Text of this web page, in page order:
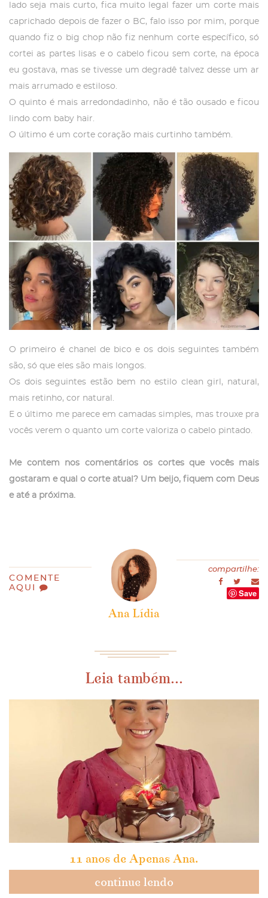
lado seja mais curto, fica muito legal fazer um corte mais
caprichado depois de fazer o BC, falo isso por mim, porque
quando fiz o big chop não fiz nenhum corte específico, só
cortei as partes lisas e o cabelo ficou sem corte, na época
eu gostava, mas se tivesse um degradê talvez desse um ar
mais arrumado e estiloso.
O quinto é mais arredondadinho, não é tão ousado e ficou
lindo com baby hair.
O último é um corte coração mais curtinho também.
O primeiro é chanel de bico e os dois seguintes também
são, só que eles são mais longos.
Os dois seguintes estão bem no estilo clean girl, natural,
mais retinho, cor natural.
E o último me parece em camadas simples, mas trouxe pra
vocês verem o quanto um corte valoriza o cabelo pintado.
Me contem nos comentários os cortes que vocês mais
gostaram e qual o corte atual? Um beijo, fiquem com Deus
e até a próxima.
COMENTE
AQUI
Ana Lídia
compartilhe:
Save
Leia também...
11 anos de Apenas Ana.
continue lendo